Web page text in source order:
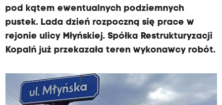
pod kątem ewentualnych podziemnych
pustek. Lada dzień rozpoczną się prace w
rejonie ulicy Młyńskiej. Spółka Restrukturyzacji
Kopalń już przekazała teren wykonawcy robót.